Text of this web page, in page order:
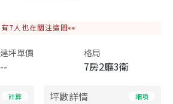
有7人也在關注這間👀
建坪單價
--
格局
7房2廳3衛
計算 坪數詳情 細項